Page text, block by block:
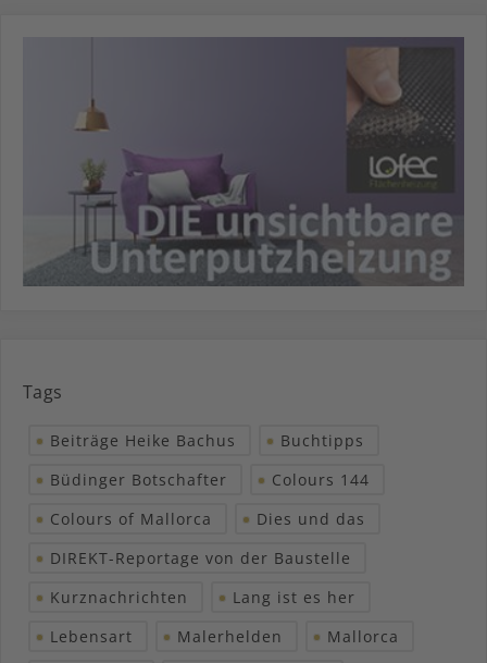
Tags
Beiträge Heike Bachus
Buchtipps
Büdinger Botschafter
Colours 144
Colours of Mallorca
Dies und das
DIREKT-Reportage von der Baustelle
Kurznachrichten
Lang ist es her
Lebensart
Malerhelden
Mallorca